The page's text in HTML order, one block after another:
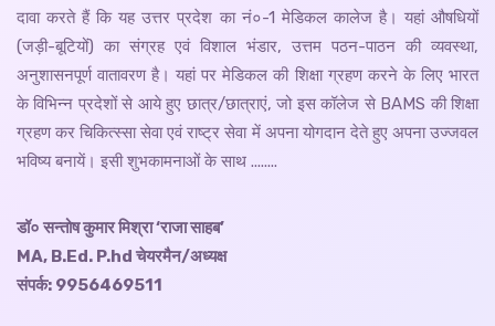
दावा करते हैं कि यह उत्तर प्रदेश का नं०-1 मेडिकल कालेज है। यहां औषधियों
(जड़ी-बूटियों) का संग्रह एवं विशाल भंडार, उत्तम पठन-पाठन की व्यवस्था,
अनुशासनपूर्ण वातावरण है। यहां पर मेडिकल की शिक्षा ग्रहण करने के लिए भारत
के विभिन्न प्रदेशों से आये हुए छात्र/छात्राएं, जो इस कॉलेज से BAMS की शिक्षा
ग्रहण कर चिकित्स्सा सेवा एवं राष्ट्र सेवा में अपना योगदान देते हुए अपना उज्जवल
भविष्य बनायें। इसी शुभकामनाओं के साथ ........
डॉ० सन्तोष कुमार मिश्रा ‘राजा साहब’
MA, B.Ed. P.hd चेयरमैन/अध्यक्ष
संपर्क: 9956469511